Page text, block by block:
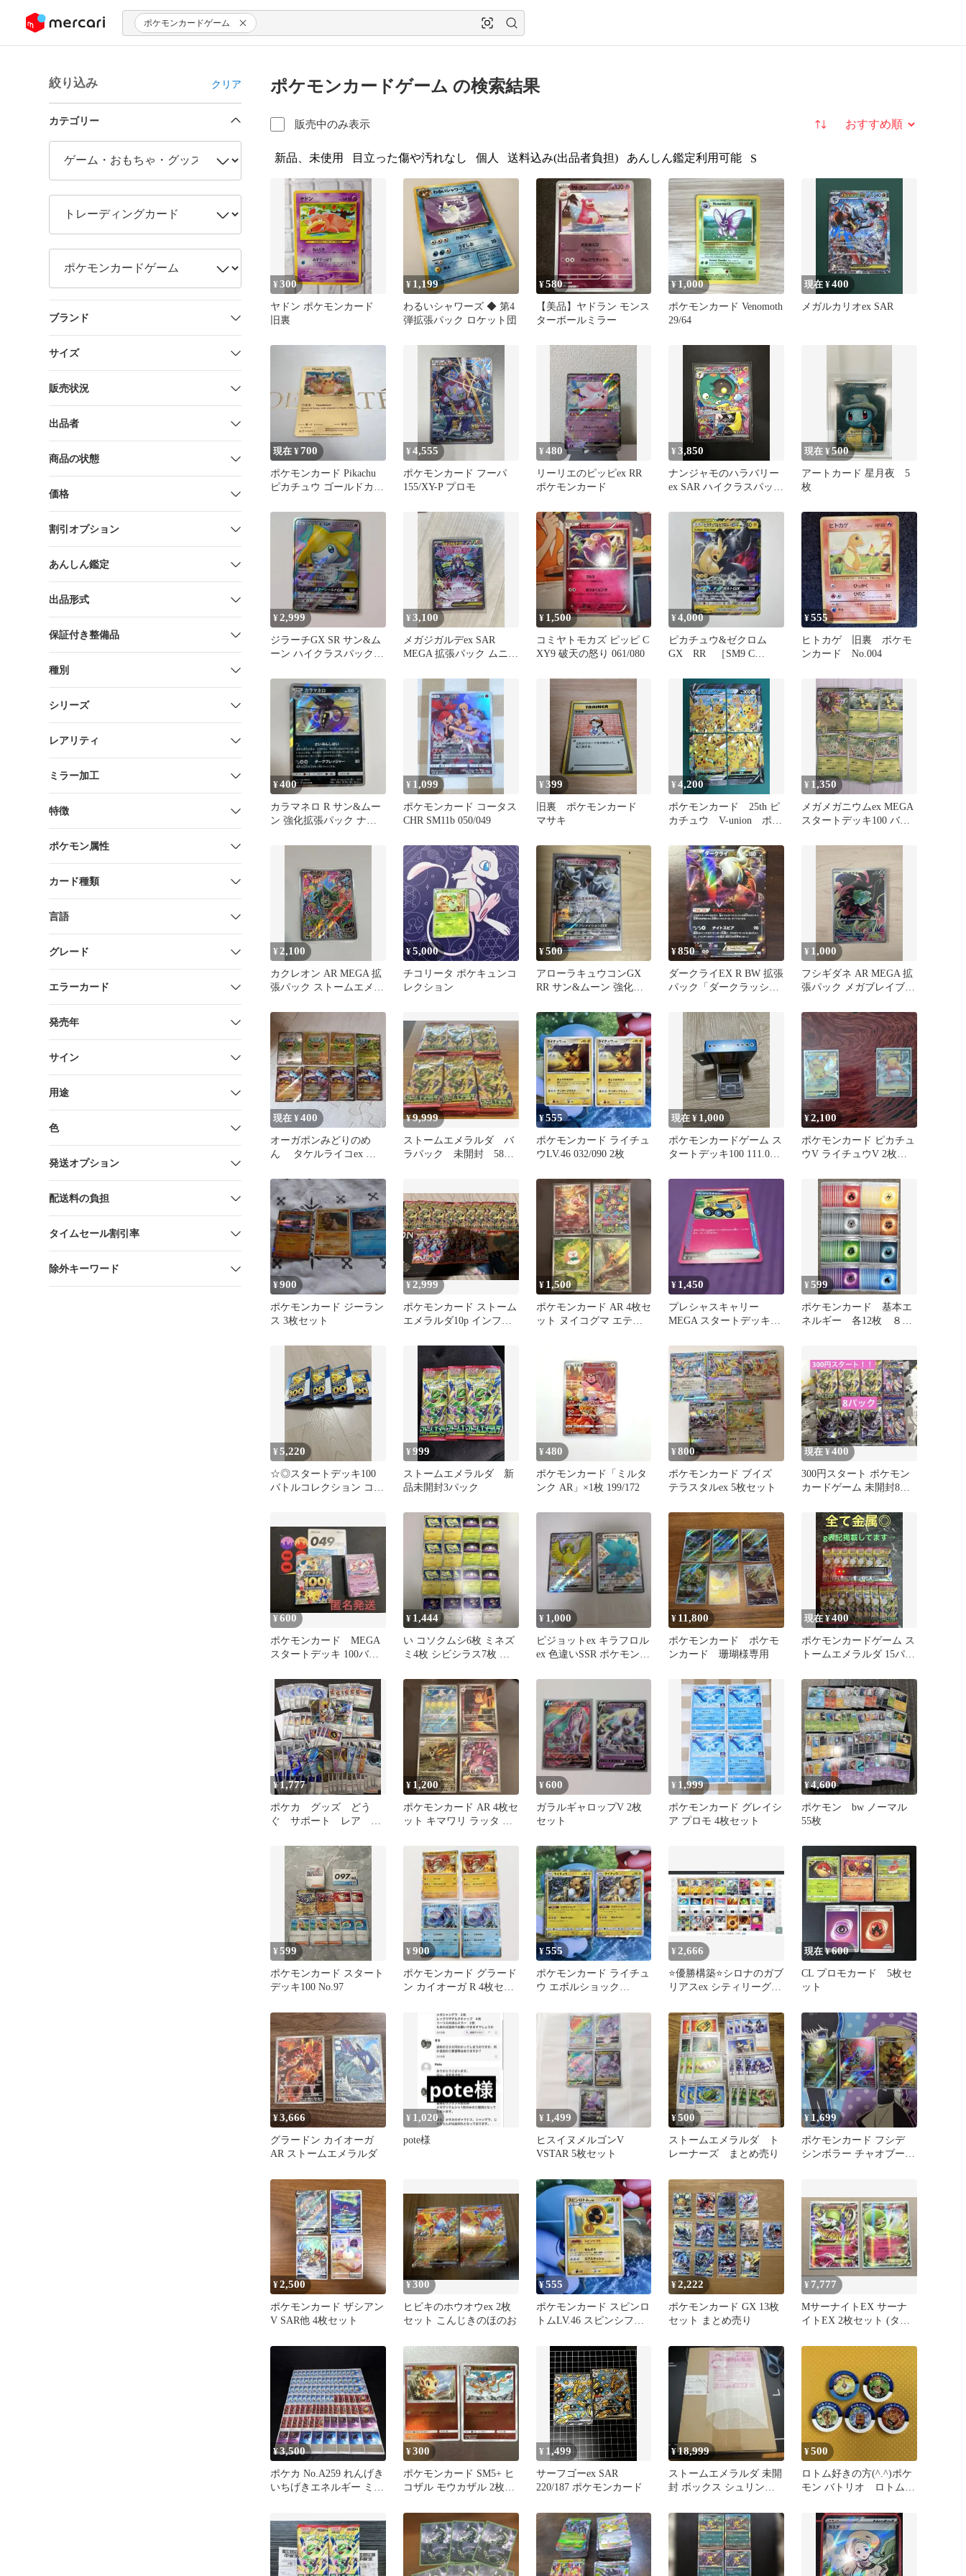
ツにスキップ ポケモンカードゲーム
絞り込み クリア
カテゴリー
ブランド
サイズ
販売状況
出品者
商品の状態
価格
割引オプション
あんしん鑑定
出品形式
保証付き整備品
種別
シリーズ
レアリティ
ミラー加工
特徴
ポケモン属性
カード種類
言語
グレード
エラーカード
発売年
サイン
用途
色
発送オプション
配送料の負担
タイムセール割引率
除外キーワード
ポケモンカードゲーム の検索結果
販売中のみ表示 並び替え
新品、未使用 目立った傷や汚れなし 個人 送料込み(出品者負担) あんしん鑑定利用可能 S
¥300
ヤドン ポケモンカード
旧裏
¥ 1,199
わるいシャワーズ ◆ 第4
弾拡張パック ロケット団
¥580
【美品】ヤドラン モンス
ターボールミラー
¥ 1,000
ポケモンカード Venomoth
29/64
現在 ¥400
メガルカリオex SAR
現在 ¥700
ポケモンカード Pikachu
ピカチュウ ゴールドカー
¥4,555
ポケモンカード フーパ
155/XY-P プロモ
¥480
リーリエのピッピex RR
ポケモンカード
¥3,850
ナンジャモのハラバリー
ex SAR ハイクラスパック
現在 ¥500
アートカード 星月夜 5
枚
¥2,999
ジラーチGX SR サン&ム
ーン ハイクラスパック
¥3,100
メガジガルデex SAR
MEGA 拡張パック ムニキ
¥ 1,500
コミヤトモカズ ピッピ C
XY9 破天の怒り 061/080
¥4,000
ピカチュウ&ゼクロム
GX RR ［SM9 C
¥555
ヒトカゲ 旧裏 ポケモ
ンカード No.004
¥400
カラマネロ R サン&ムー
ン 強化拡張パック ナイ
¥ 1,099
ポケモンカード コータス
CHR SM11b 050/049
¥399
旧裏 ポケモンカード
マサキ
¥4,200
ポケモンカード 25th ピ
カチュウ V-union ポケ
¥ 1,350
メガメガニウムex MEGA
スタートデッキ100 バト
¥ 2,100
カクレオン AR MEGA 拡
張パック ストームエメラ
¥5,000
チコリータ ポケキュンコ
レクション
¥500
アローラキュウコンGX
RR サン&ムーン 強化拡
ズ …
¥850
ダークライEX R BW 拡張
パック「ダークラッシ
¥ 1,000
フシギダネ AR MEGA 拡
張パック メガブレイブ
現在 ¥400
オーガポンみどりのめ
ん タケルライコex
¥9,999
ストームエメラルダ バ
ラパック 未開封 58パ
¥555
ポケモンカード ライチュ
ウLV.46 032/090 2枚
現在 ¥ 1,000
ポケモンカードゲーム ス
タートデッキ100 111.04g
¥2,100
ポケモンカード ピカチュ
ウV ライチュウV 2枚セ
¥900
ポケモンカード ジーラン
ス 3枚セット
¥2,999
ポケモンカード ストーム
エメラルダ10p インフェ
¥ 1,500
ポケモンカード AR 4枚セ
ット ヌイコグマ エテボ
¥ 1,450
プレシャスキャリー
MEGA スタートデッキ
ノーマ…
¥599
ポケモンカード 基本エ
ネルギー 各12枚 ８種
¥5,220
☆◎スタートデッキ100
バトルコレクション コロ
¥999
ストームエメラルダ 新
品未開封3パック
¥480
ポケモンカード「ミルタ
ンク AR」×1枚 199/172
¥800
ポケモンカード ブイズ
テラスタルex 5枚セット
現在 ¥400
300円スタート ポケモン
カードゲーム 未開封8パ
¥600
ポケモンカード MEGA
スタートデッキ 100バト
¥ 1,444
い コソクムシ6枚 ミネズ
ミ4枚 シビシラス7枚 ジ
¥ 1,000
ピジョットex キラフロル
ex 色違いSSR ポケモンカ
¥ 11,800
ポケモンカード ポケモ
ンカード 珊瑚様専用
現在 ¥400
ポケモンカードゲーム ス
トームエメラルダ 15パッ
¥1,777
ポケカ グッズ どう
ぐ サポート レア ア
¥ 1,200
ポケモンカード AR 4枚セ
ット キマワリ ラッタ ア
¥600
ガラルギャロップV 2枚
セット
¥ 1,999
ポケモンカード グレイシ
ア プロモ 4枚セット
¥4,600
ポケモン bw ノーマル
55枚
¥599
ポケモンカード スタート
デッキ100 No.97
¥900
ポケモンカード グラード
ン カイオーガ R 4枚セッ
¥555
ポケモンカード ライチュ
ウ エボルショック
¥2,666
⭐️優勝構築⭐️シロナのガブ
リアスex シティリーグ優
現在 ¥600
CL プロモカード 5枚セ
ット
¥3,666
グラードン カイオーガ
AR ストームエメラルダ
¥ 1,020
pote様
¥ 1,499
ヒスイヌメルゴンV
VSTAR 5枚セット
¥500
ストームエメラルダ ト
レーナーズ まとめ売り
¥ 1,699
ポケモンカード フシデ
シンボラー チャオブー
¥2,500
ポケモンカード ザシアン
V SAR他 4枚セット
¥300
ヒビキのホウオウex 2枚
セット こんじきのほのお
¥555
ポケモンカード スピンロ
トムLV.46 スピンシフト
¥2,222
ポケモンカード GX 13枚
セット まとめ売り
¥ 7,777
MサーナイトEX サーナ
イトEX 2枚セット (タイ
¥3,500
ポケカ No.A259 れんげき
いちげきエネルギー ミラ
¥300
ポケモンカード SM5+ ヒ
コザル モウカザル 2枚セ
¥ 1,499
サーフゴーex SAR
220/187 ポケモンカード
¥18,999
ストームエメラルダ 未開
封 ボックス シュリンク
¥500
ロトム好きの方(^.^)ポケ
モン バトリオ ロトム 5